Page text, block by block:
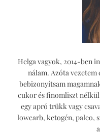
Helga vagyok, 2014-ben
nálam. Azóta
bebizonyítsam
cukor és finomliszt
egy apró trükk vagy
lowcarb, ketogén, paleo,